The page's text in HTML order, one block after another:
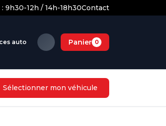
9h30-12h / 14h-18h30Contact
auto Panier 0
Sélectionner mon véhicule